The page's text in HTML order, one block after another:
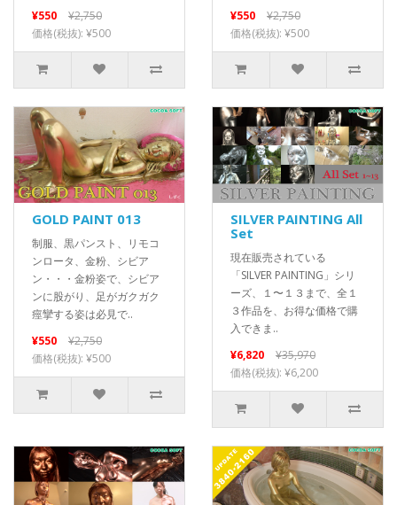
¥550
¥2,750
価格(税抜): ¥500
¥550
¥2,750
価格(税抜): ¥500
GOLD PAINT 013
制服、黒パンスト、リモコ
ンロータ、金粉、シビア
ン・・・金粉姿で、シビア
ンに股がり、足がガクガク
痙攣する姿は必見で..
¥550
¥2,750
価格(税抜): ¥500
SILVER PAINTING All
Set
現在販売されている
「SILVER PAINTING」シリ
ーズ、１〜１３まで、全１
３作品を、お得な価格で購
入できま..
¥6,820
¥35,970
価格(税抜): ¥6,200